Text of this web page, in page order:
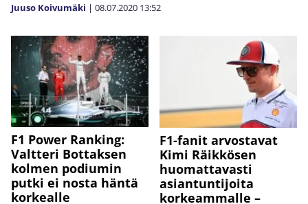
Juuso Koivumäki | 08.07.2020 13:52
F1 Power Ranking:
Valtteri Bottaksen
kolmen podiumin
putki ei nosta häntä
korkealle
F1-fanit arvostavat
Kimi Räikkösen
huomattavasti
asiantuntijoita
korkeammalle –